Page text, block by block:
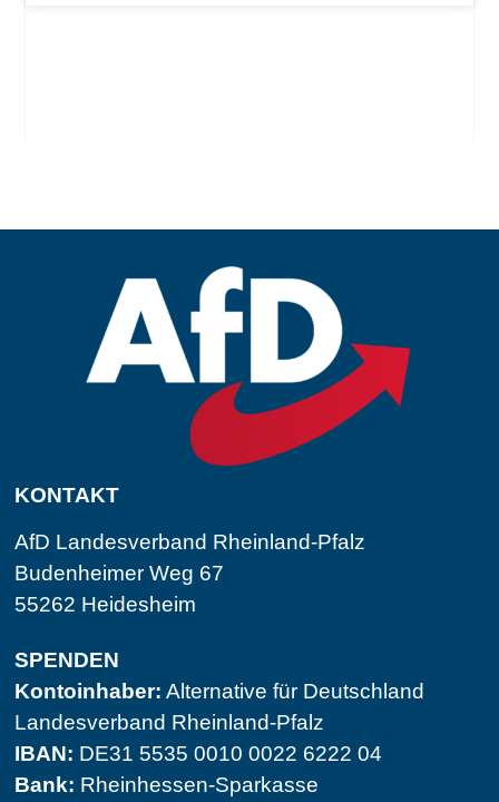
KONTAKT
AfD Landesverband Rheinland-Pfalz
Budenheimer Weg 67
55262 Heidesheim
SPENDEN
Kontoinhaber: Alternative für Deutschland
Landesverband Rheinland-Pfalz
IBAN: DE31 5535 0010 0022 6222 04
Bank: Rheinhessen-Sparkasse